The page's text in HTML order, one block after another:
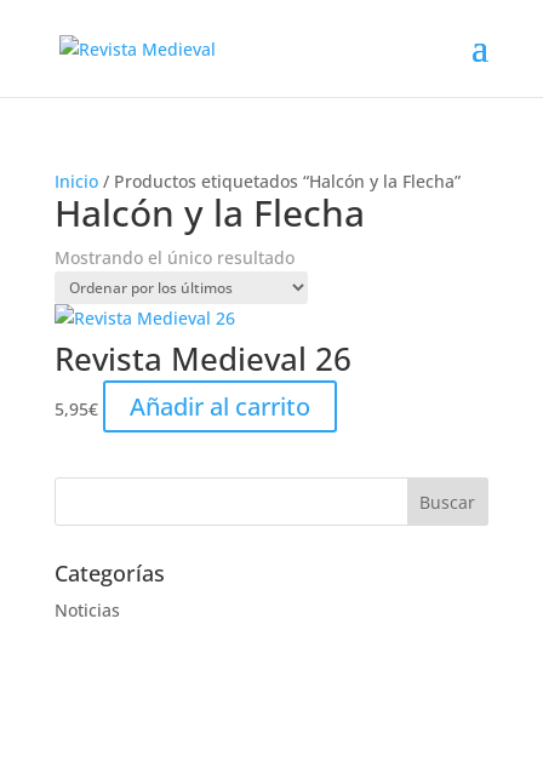
Inicio/ Productos etiquetados “Halcón y la Flecha”
Halcón y la Flecha
Mostrando el único resultado
Revista Medieval 26
5,95€ Añadir al carrito
Categorías
Noticias